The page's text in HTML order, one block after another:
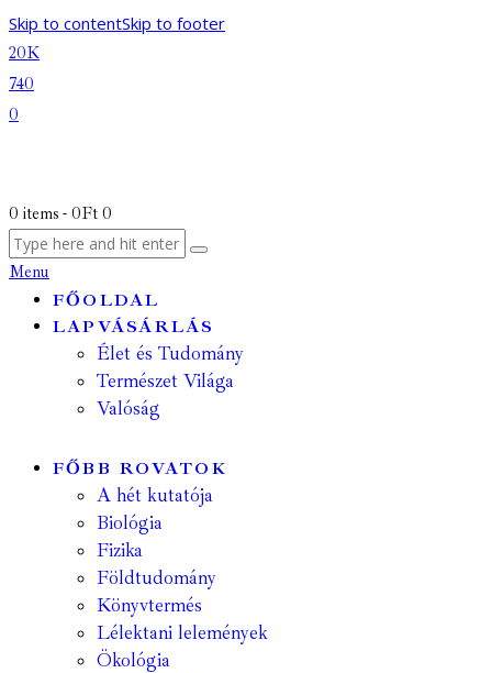
Skip to contentSkip to footer
20K
740
0
0 items - 0Ft 0
Menu
FŐOLDAL
LAPVÁSÁRLÁS
Élet és Tudomány
Természet Világa
Valóság
FŐBB ROVATOK
A hét kutatója
Biológia
Fizika
Földtudomány
Könyvtermés
Lélektani lelemények
Ökológia